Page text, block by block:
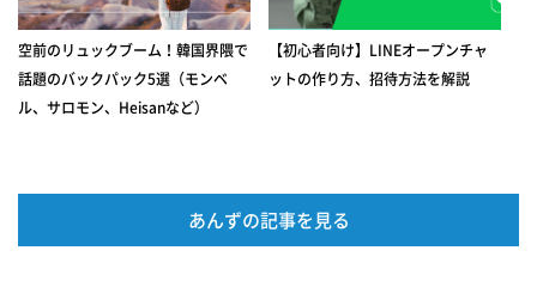
空前のリュックブーム！韓国界隈で
話題のバックパック5選（モンベ
ル、サロモン、Heisanなど）
【初心者向け】LINEオープンチャ
ットの作り方、招待方法を解説
あんずの記事を見る